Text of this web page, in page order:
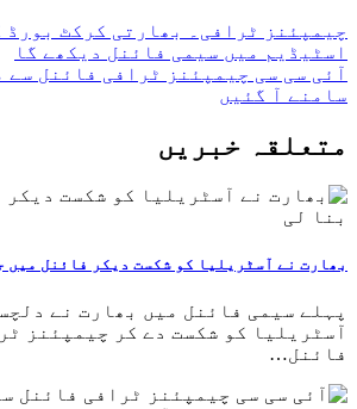
چیمپئنز ٹرافی۔ بھارتی کرکٹ بورڈ
اسٹیڈیم میں سیمی فائنل دیکھے گا
آئی سی سی چیمپئنز ٹرافی فائنل سے
سامنے آ گئیں
متعلقہ خبریں
بھارت نے آسٹریلیا کو شکست دیکر فائنل میں
پہلے سیمی فائنل میں بھارت نے
فائنل…